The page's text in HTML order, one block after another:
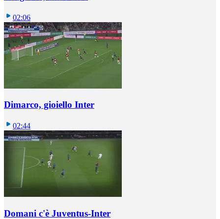
02:06
Dimarco, gioiello Inter
02:44
Domani c'è Juventus-Inter